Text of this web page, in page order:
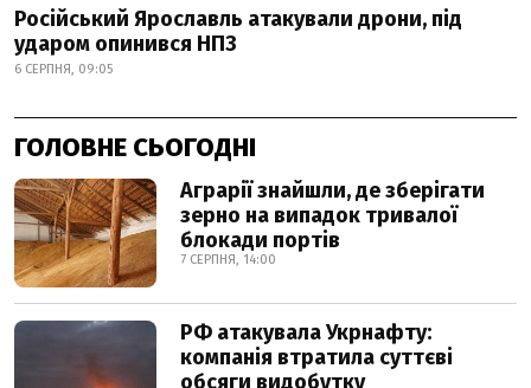
Російський Ярославль атакували дрони, під
ударом опинився НПЗ
6 СЕРПНЯ, 09:05
ГОЛОВНЕ СЬОГОДНІ
Аграрії знайшли, де зберігати
зерно на випадок тривалої
блокади портів
7 СЕРПНЯ, 14:00
РФ атакувала Укрнафту:
компанія втратила суттєві
обсяги видобутку